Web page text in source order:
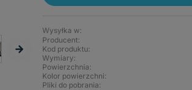
Wysyłka w:
Producent:
Kod produktu:
Wymiary
Powierzchnia
Kolor powierzchni
Pliki do pobrania: